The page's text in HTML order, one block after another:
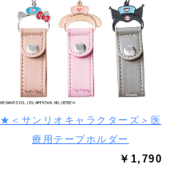
★＜サンリオキャラクターズ＞医
療用テープホルダー
￥1,790